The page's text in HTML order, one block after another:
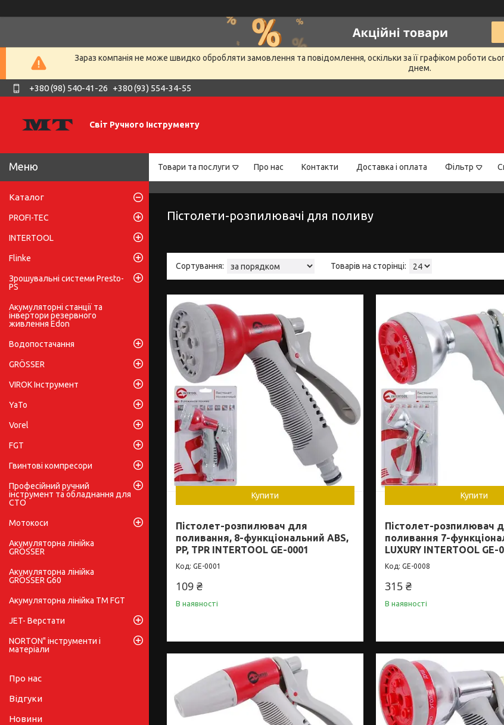
Зараз компанія не може швидко обробляти замовлення та повідомлення, оскільки за її графіком роботи
днем.
+380 (98) 540-41-26 +380 (93) 554-34-55
Світ Ручного Інструменту
Товари та послуги Про нас Контакти Доставка і оплата Фільтр
Пістолети-розпилювачі для поливу
Купити
Пістолет-розпилювач для
поливання, 8-функціональний ABS,
PP, TPR INTERTOOL GE-0001
GE-0001
109 ₴
В наявності
Купити
Пістолет-розпилювач
поливання 7-
LUXURY INTERTOOL GE-
GE-0008
315 ₴
В наявності
Каталог
PROFI-TEC
INTERTOOL
Flinke
Зрошувальні системи Presto-
PS
Акумуляторні станції та
інвертори резервного
живлення Edon
Водопостачання
GRÖSSER
VIROK Інструмент
YaTo
Vorel
FGT
Гвинтові компресори
Професійний ручний
інструмент та обладнання для
СТО
Мотокоси
Акумуляторна лінійка
GRÖSSER
Акумуляторна лінійка
GRÖSSER G60
Акумуляторна лінійка ТМ FGT
JET- Верстати
NORTON" інструменти і
матеріали
Про нас
Відгуки
Новини